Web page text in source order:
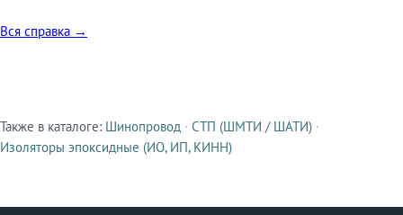
Вся справка →
Смежные продукты
Также в каталоге: Шинопровод · СТП (ШМТИ / ШАТИ) ·
Изоляторы эпоксидные (ИО, ИП, КИНН)